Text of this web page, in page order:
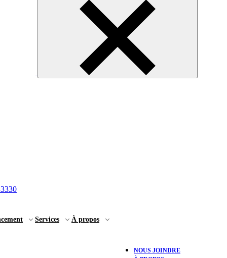
Services À propos
NOUS JOINDRE